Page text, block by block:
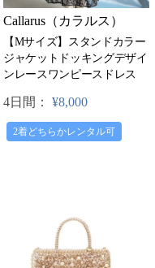
Callarus（カラルス）
【Mサイズ】スタンドカラー
ジャケットドッキングデザイ
ンレースワンピースドレス
4日間： ¥8,000
2着どちらかレンタル可